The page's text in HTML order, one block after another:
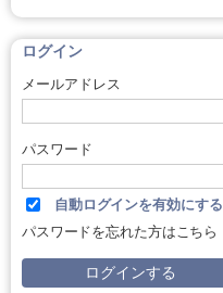
ログイン
メールアドレス
パスワード
自動ログインを有効にする
パスワードを忘れた方はこちら